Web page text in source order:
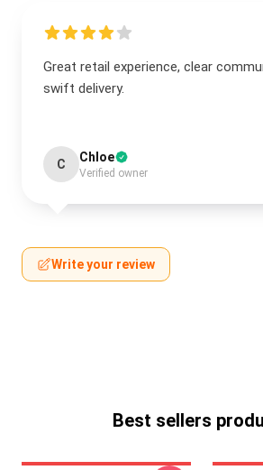
Great retail experience, clear
swift delivery.
C Chloe
Verified owner
Write your review
Best sellers